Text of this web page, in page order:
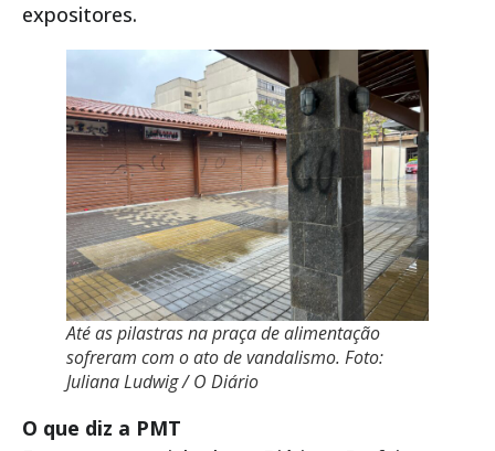
expositores.
Até as pilastras na praça de alimentação
sofreram com o ato de vandalismo. Foto:
Juliana Ludwig / O Diário
O que diz a PMT